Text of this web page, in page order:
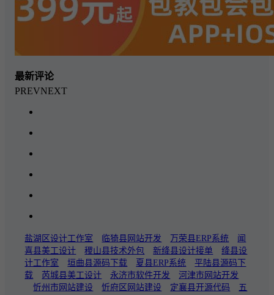
最新评论
PREVNEXT
盐湖区设计工作室 临猗县网站开发 万荣县ERP系统
闻
喜县美工设计
稷山县技术外包 新绛县设计接单
绛县设
计工作室
垣曲县源码下载 夏县ERP系统
平陆县源码下
载
芮城县美工设计 永济市软件开发
河津市网站开发
忻州市网站建设
忻府区网站建设 定襄县开源代码
五